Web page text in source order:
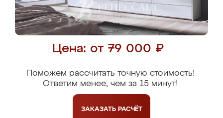
Цена: от 79 000 ₽
Поможем рассчитать точную стоимость!
Ответим менее, чем за 15 минут!
ЗАКАЗАТЬ РАСЧЁТ